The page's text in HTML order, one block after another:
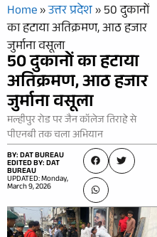
Home»उत्तर प्रदेश»50 दुकानों
का हटाया अतिक्रमण, आठ हजार
जुर्माना वसूला
50 दुकानों का हटाया
अतिक्रमण, आठ हजार
जुर्माना वसूला
मल्हीपुर रोड पर जैन कॉलेज तिराहे से
पीएनबी तक चला अभियान
BY: DAT BUREAU
EDITED BY: DAT
BUREAU
UPDATED: Monday,
March 9, 2026